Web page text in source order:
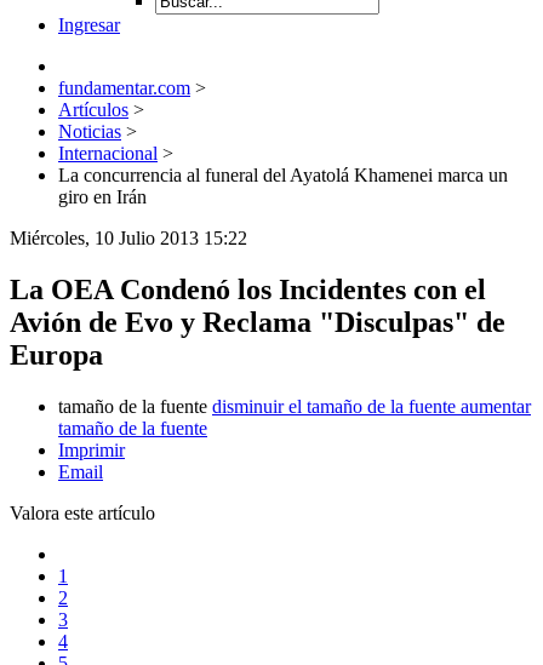
Ingresar
fundamentar.com >
Artículos >
Noticias >
Internacional >
La concurrencia al funeral del Ayatolá Khamenei marca un
giro en Irán
Miércoles, 10 Julio 2013 15:22
La OEA Condenó los Incidentes con el
Avión de Evo y Reclama "Disculpas" de
Europa
tamaño de la fuente disminuir el tamaño de la fuente aumentar
tamaño de la fuente
Imprimir
Email
Valora este artículo
1
2
3
4